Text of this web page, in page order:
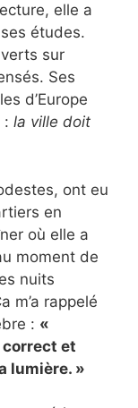
elle a
études.
sur
Ses
d’Europe
: la ville doit
ont eu
en
où elle a
moment de
nuits
m’a rappelé
: «
correct et
lumière. »